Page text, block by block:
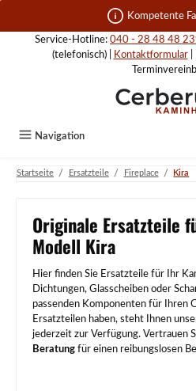
Zum Hauptinhalt springen Kompetente
Service-Hotline: 040 - 28 48 48
(telefonisch) |
Kontaktformular|
Navigation
Startseite / Ersatzteile / Fireplace / Kira
Originale Ersatzteile
Modell Kira
Hier finden Sie Ersatzteile für Ihr
Dichtungen, Glasscheiben oder
passenden Komponenten für Ihren
Ersatzteilen haben, steht Ihnen
jederzeit zur Verfügung. Vertrauen
Beratung für einen reibungslosen